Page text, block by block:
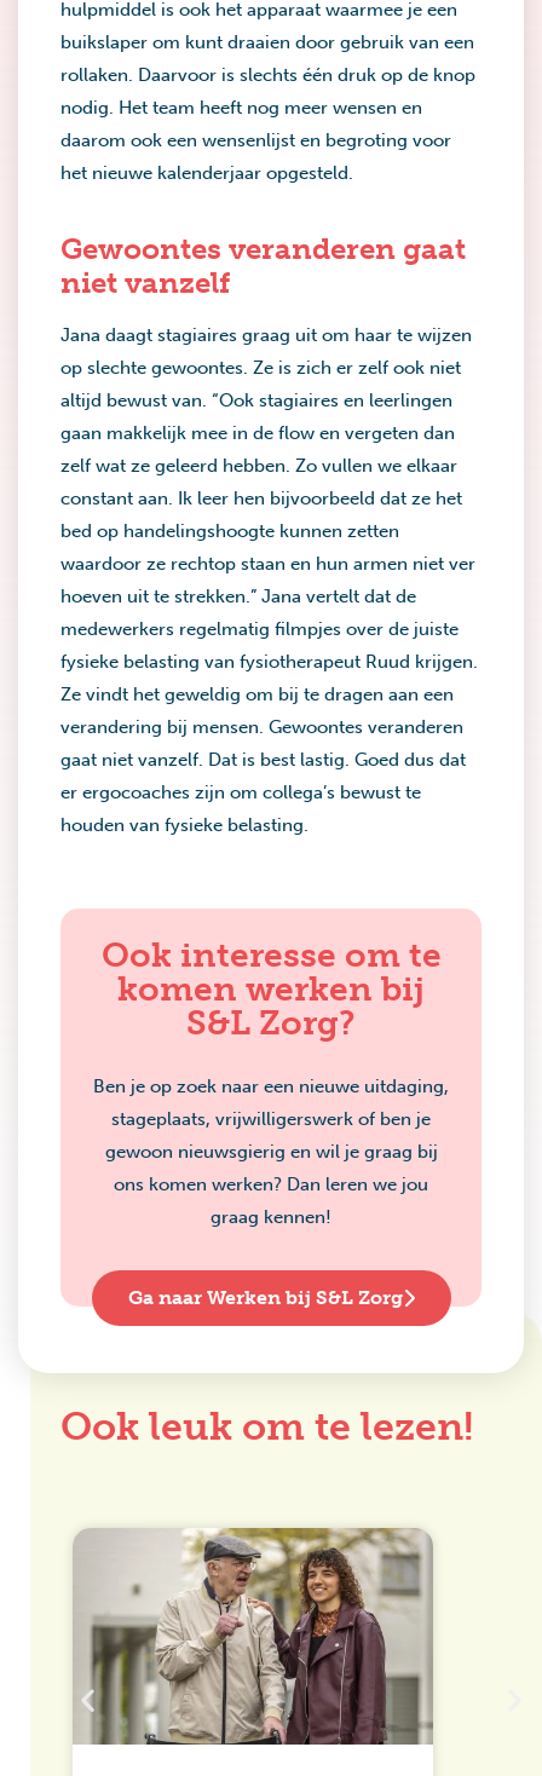
hulpmiddel is ook het apparaat waarmee je een
buikslaper om kunt draaien door gebruik van een
rollaken. Daarvoor is slechts één druk op de knop
nodig. Het team heeft nog meer wensen en
daarom ook een wensenlijst en begroting voor
het nieuwe kalenderjaar opgesteld.
Gewoontes veranderen gaat
niet vanzelf
Jana daagt stagiaires graag uit om haar te wijzen
op slechte gewoontes. Ze is zich er zelf ook niet
altijd bewust van. “Ook stagiaires en leerlingen
gaan makkelijk mee in de flow en vergeten dan
zelf wat ze geleerd hebben. Zo vullen we elkaar
constant aan. Ik leer hen bijvoorbeeld dat ze het
bed op handelingshoogte kunnen zetten
waardoor ze rechtop staan en hun armen niet ver
hoeven uit te strekken.” Jana vertelt dat de
medewerkers regelmatig filmpjes over de juiste
fysieke belasting van fysiotherapeut Ruud krijgen.
Ze vindt het geweldig om bij te dragen aan een
verandering bij mensen. Gewoontes veranderen
gaat niet vanzelf. Dat is best lastig. Goed dus dat
er ergocoaches zijn om collega’s bewust te
houden van fysieke belasting.
Ook interesse om te
komen werken bij
S&L Zorg?
Ben je op zoek naar een nieuwe uitdaging,
stageplaats, vrijwilligerswerk of ben je
gewoon nieuwsgierig en wil je graag bij
ons komen werken? Dan leren we jou
graag kennen!
Ga naar Werken bij S&L Zorg
Ook leuk om te lezen!